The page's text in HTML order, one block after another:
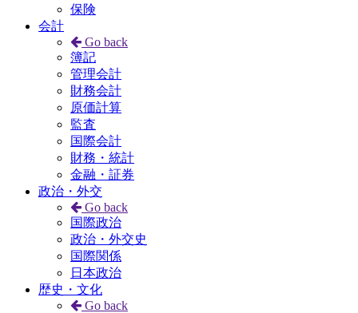
保険
会計
Go back
簿記
管理会計
財務会計
原価計算
監査
国際会計
財務・統計
金融・証券
政治・外交
Go back
国際政治
政治・外交史
国際関係
日本政治
歴史・文化
Go back